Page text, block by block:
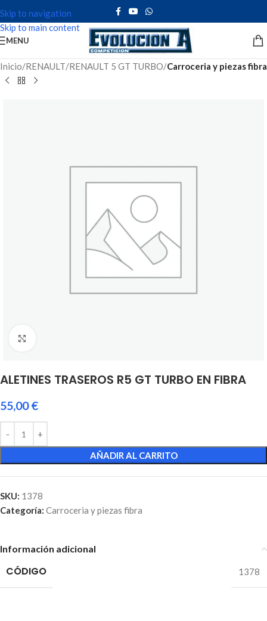
Skip to navigation
Skip to main content
MENU
Inicio RENAULT RENAULT 5 GT TURBO Carroceria y piezas fibra
ALETINES TRASEROS R5 GT TURBO EN FIBRA
55,00€
AÑADIR AL CARRITO
SKU: 1378
Categoría: Carroceria y piezas fibra
Información adicional
CÓDIGO 1378